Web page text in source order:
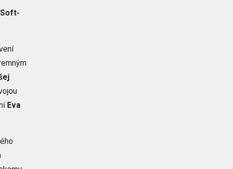
Soft-
Eva